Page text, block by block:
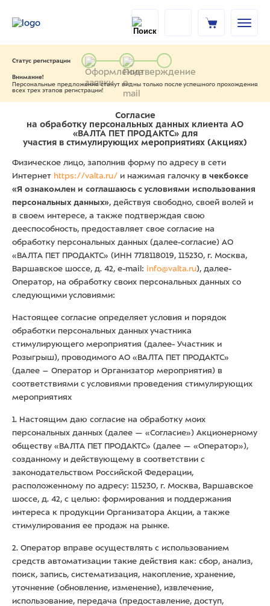
Статус регистрации
Внимание!
Персональные предложения станут видны только после успешного прохождения
всех трех этапов регистрации!
Согласие
на обработку персональных данных клиента АО
«ВАЛТА ПЕТ ПРОДАКТС» для
участия в стимулирующих мероприятиях (Акциях)
Физическое лицо, заполнив форму по адресу в сети
Интернет https://valta.ru/ и нажимая галочку в чекбоксе
«Я ознакомлен и соглашаюсь с условиями использования
персональных данных», действуя свободно, своей волей и
в своем интересе, а также подтверждая свою
дееспособность, предоставляет свое согласие на
обработку персональных данных (далее-согласие) АО
«ВАЛТА ПЕТ ПРОДАКТС» (ИНН 7718118019, 115230, г. Москва,
Варшавское шоссе, д. 42, e-mail: info@valta.ru), далее-
Оператор, на обработку своих персональных данных со
следующими условиями:
Настоящее согласие определяет условия и порядок
обработки персональных данных участника
стимулирующего мероприятия (далее- Участник и
Розыгрыш), проводимого АО «ВАЛТА ПЕТ ПРОДАКТС»
(далее – Оператор и Организатор мероприятия) в
соответствиями с условиями проведения стимулирующих
мероприятиях
1. Настоящим даю согласие на обработку моих
персональных данных (далее — «Согласие») Акционерному
обществу «ВАЛТА ПЕТ ПРОДАКТС» (далее — «Оператор»),
созданному и действующему в соответствии с
законодательством Российской Федерации,
расположенному по адресу: 115230, г. Москва, Варшавское
шоссе, д. 42, с целью: формирования и поддержания
интереса к продукции Организатора Акции, а также
стимулирования ее продаж на рынке.
2. Оператор вправе осуществлять с использованием
средств автоматизации такие действия как: сбор, анализ,
поиск, запись, систематизация, накопление, хранение,
уточнение (обновление, изменение), извлечение,
использование, передача (предоставление, доступ,